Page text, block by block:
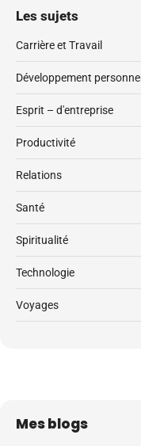
Les sujets
Carrière et Travail
Développement personnel
Esprit – d'entreprise
Productivité
Relations
Santé
Spiritualité
Technologie
Voyages
Mes blogs